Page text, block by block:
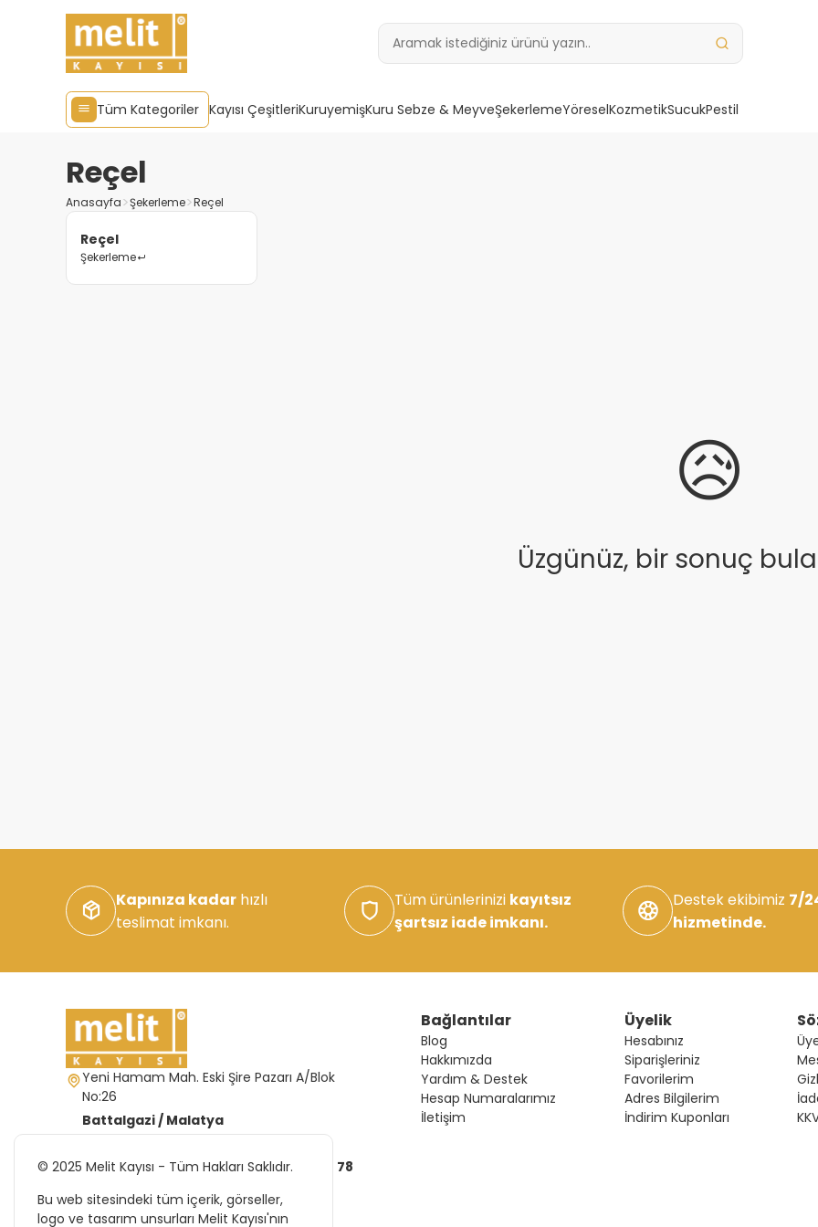
Tüm Kategoriler Kayısı ÇeşitleriKuruyemişKuru Sebze & MeyveŞekerlemeYöreselKozmetikSucukPestil
Reçel
Anasayfa Şekerleme Reçel
Reçel
Şekerleme
😥
Üzgünüz, bir sonuç
Kapınıza kadar hızlı
teslimat imkanı.
Tüm ürünlerinizi kayıtsız
şartsız iade imkanı.
Destek ekibimiz 7/
hizmetinde.
Yeni Hamam Mah. Eski Şire Pazarı A/Blok
No:26
Battalgazi / Malatya
(422) 323 02 86
(532) 334 44 78
Bağlantılar
Blog
Hakkımızda
Yardım & Destek
Hesap Numaralarımız
İletişim
Üyelik
Hesabınız
Siparişleriniz
Favorilerim
Adres Bilgilerim
İndirim Kuponları
© 2025 Melit Kayısı - Tüm Hakları Saklıdır.
Bu web sitesindeki tüm içerik, görseller,
logo ve tasarım unsurları Melit Kayısı'nın